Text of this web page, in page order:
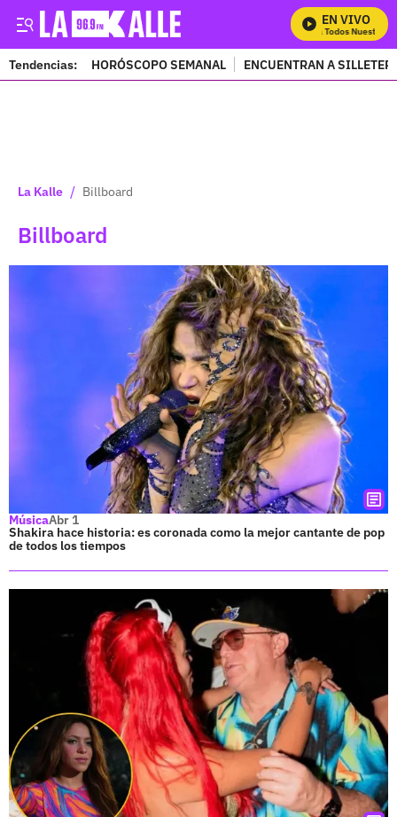
EN VIVO
Mira Todos Nuestros
Tendencias: HORÓSCOPO SEMANAL ENCUENTRAN A
La Kalle / Billboard
Billboard
MúsicaAbr 1
Shakira hace historia: es coronada como la mejor cantante de pop
de todos los tiempos